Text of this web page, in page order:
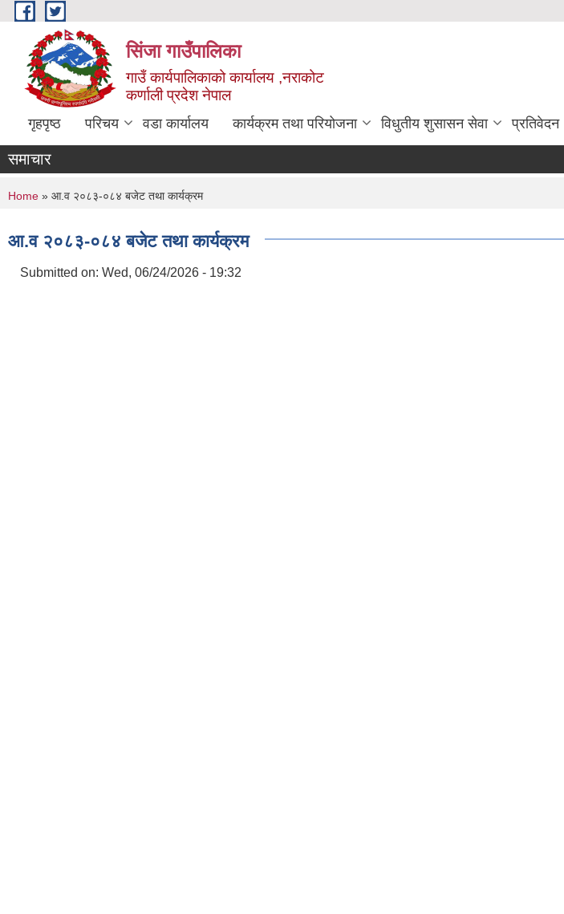
Skip to main content
सिंजा गाउँपालिका
गाउँ कार्यपालिकाको कार्यालय ,नराकोट
कर्णाली प्रदेश नेपाल
गृहपृष्ठ परिचय वडा कार्यालय कार्यक्रम तथा परियोजना विधुतीय शुसासन सेवा प्रतिवेदन
समाचार
You are here
Home » आ.व २०८३-०८४ बजेट तथा कार्यक्रम
आ.व २०८३-०८४ बजेट तथा कार्यक्रम
Submitted on: Wed, 06/24/2026 - 19:32